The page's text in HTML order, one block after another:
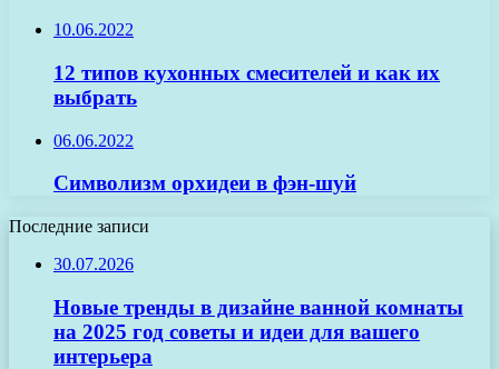
10.06.2022
12 типов кухонных смесителей и как их
выбрать
06.06.2022
Символизм орхидеи в фэн-шуй
Последние записи
30.07.2026
Новые тренды в дизайне ванной комнаты
на 2025 год советы и идеи для вашего
интерьера